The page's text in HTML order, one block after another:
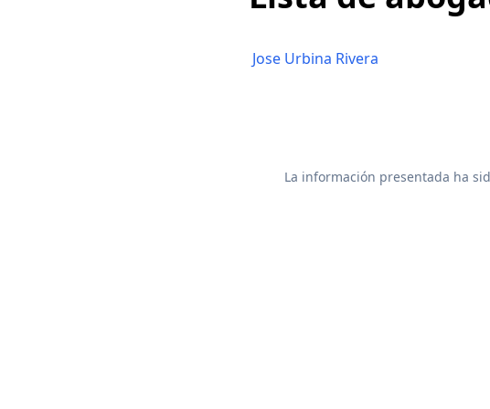
Jose Urbina Rivera
La información presentada ha